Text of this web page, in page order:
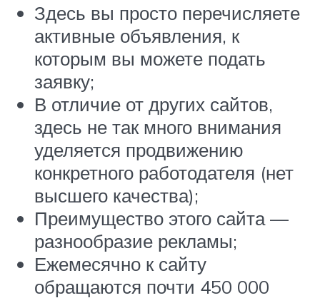
Здесь вы просто перечисляете
активные объявления, к
которым вы можете подать
заявку;
В отличие от других сайтов,
здесь не так много внимания
уделяется продвижению
конкретного работодателя (нет
высшего качества);
Преимущество этого сайта —
разнообразие рекламы;
Ежемесячно к сайту
обращаются почти 450 000